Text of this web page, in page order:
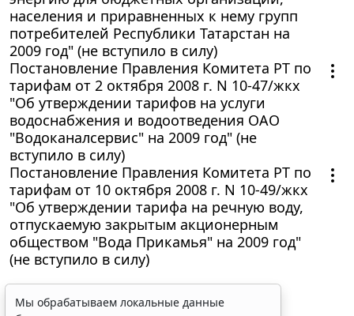
населения и приравненных к нему групп
потребителей Республики Татарстан на
2009 год" (не вступило в силу)
Постановление Правления Комитета РТ по
тарифам от 2 октября 2008 г. N 10-47/жкх
"Об утверждении тарифов на услуги
водоснабжения и водоотведения ОАО
"Водоканалсервис" на 2009 год" (не
вступило в силу)
Постановление Правления Комитета РТ по
тарифам от 10 октября 2008 г. N 10-49/жкх
"Об утверждении тарифа на речную воду,
отпускаемую закрытым акционерным
обществом "Вода Прикамья" на 2009 год"
(не вступило в силу)
Мы обрабатываем локальные данные